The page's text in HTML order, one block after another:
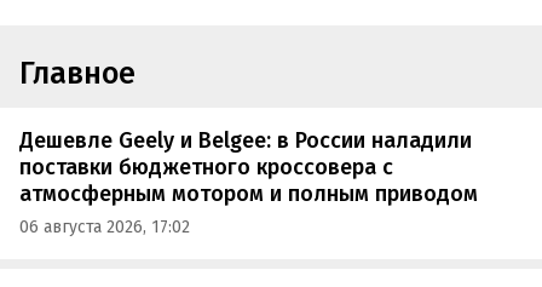
Главное
Дешевле Geely и Belgee: в России наладили
поставки бюджетного кроссовера с
атмосферным мотором и полным приводом
06 августа 2026, 17:02